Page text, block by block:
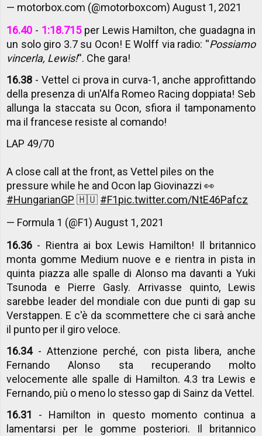
— motorbox.com (@motorboxcom)August 1, 2021
16.40 - 1:18.715per Lewis Hamilton, che guadagna in
un solo giro 3.7 su Ocon! E Wolff via radio: ''Possiamo
vincerla, Lewis!''. Che gara!
16.38 - Vettel ci prova in curva-1, anche approfittando
della presenza di un'Alfa Romeo Racing doppiata! Seb
allunga la staccata su Ocon, sfiora il tamponamento
ma il francese resiste al comando!
LAP 49/70
A close call at the front, as Vettel piles on the
pressure while he and Ocon lap Giovinazzi 👀
#HungarianGP 🇭🇺 #F1pic.twitter.com/NtE46Pafcz
— Formula 1 (@F1)August 1, 2021
16.36 - Rientra ai box Lewis Hamilton! Il britannico
monta gomme Medium nuove e e rientra in pista in
quinta piazza alle spalle di Alonso ma davanti a Yuki
Tsunoda e Pierre Gasly. Arrivasse quinto, Lewis
sarebbe leader del mondiale con due punti di gap su
Verstappen. E c'è da scommettere che ci sarà anche
il punto per il giro veloce.
16.34- Attenzione perché, con pista libera, anche
Fernando Alonso sta recuperando molto
velocemente alle spalle di Hamilton. 4.3 tra Lewis e
Fernando, più o meno lo stesso gap di Sainz da Vettel.
16.31
- Hamilton in questo momento continua a
lamentarsi per le gomme posteriori. Il britannico